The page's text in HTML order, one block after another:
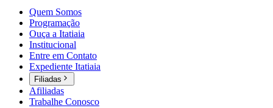
Quem Somos
Programação
Ouça a Itatiaia
Institucional
Entre em Contato
Expediente Itatiaia
Filiadas
Afiliadas
Trabalhe Conosco